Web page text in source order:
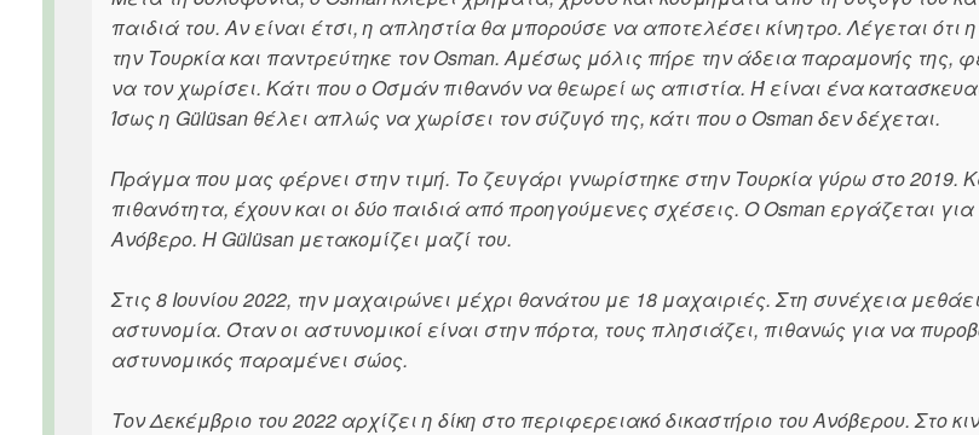
παιδιά του. Αν είναι έτσι, η απληστία θα μπορούσε να αποτελέσει κίνητρο. Λέγεται ότι
την Τουρκία και παντρεύτηκε τον Osman. Αμέσως μόλις πήρε την άδεια παραμονής της,
να τον χωρίσει. Κάτι που ο Οσμάν πιθανόν να θεωρεί ως απιστία. Ή είναι ένα
Ίσως η Gülüsan θέλει απλώς να χωρίσει τον σύζυγό της, κάτι που ο Osman δεν δέχεται.
Πράγμα που μας φέρνει στην τιμή. Το ζευγάρι γνωρίστηκε στην Τουρκία γύρω στο 2019.
πιθανότητα, έχουν και οι δύο παιδιά από προηγούμενες σχέσεις. Ο Osman εργάζεται για
Ανόβερο. Η Gülüsan μετακομίζει μαζί του.
Στις 8 Ιουνίου 2022, την μαχαιρώνει μέχρι θανάτου με 18 μαχαιριές. Στη συνέχεια
αστυνομία. Όταν οι αστυνομικοί είναι στην πόρτα, τους πλησιάζει, πιθανώς για να
αστυνομικός παραμένει σώος.
Τον Δεκέμβριο του 2022 αρχίζει η δίκη στο περιφερειακό δικαστήριο του Ανόβερου. Στο